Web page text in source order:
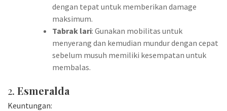
dengan tepat untuk memberikan damage
maksimum.
Tabrak lari: Gunakan mobilitas untuk
menyerang dan kemudian mundur dengan cepat
sebelum musuh memiliki kesempatan untuk
membalas.
2. Esmeralda
Keuntungan: